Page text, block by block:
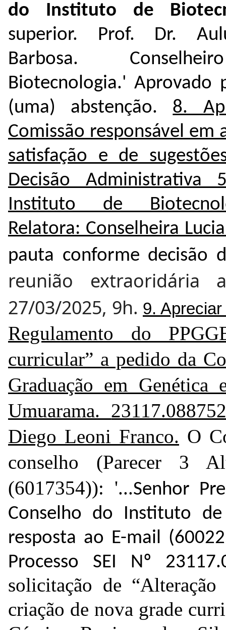
do Instituto de
superior. Prof. Dr.
Barbosa.
Biotecnologia.'Aprovado
(uma) abstenção. 8.
Comissão responsável
satisfação e de
Decisão Administrativa
Instituto de
Relatora: Conselheira
pauta conforme decisão
reunião
27/03/2025, 9h. 9.
Regulamento do
curricular” a pedido da
Graduação em
Umuarama.
Diego Leoni Franco. O
conselho (Parecer 3
(6017354)): '...Senhor
Conselho do Instituto de
resposta ao E-mail (
Processo SEI Nº
solicitação de
criação de nova grade